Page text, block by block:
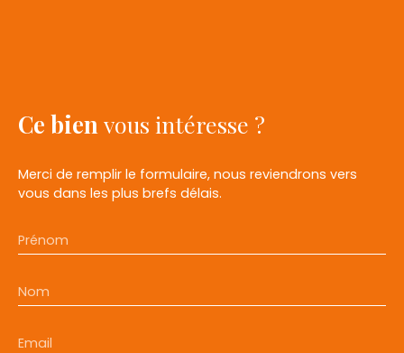
Ce bien vous intéresse ?
Merci de remplir le formulaire, nous reviendrons vers
vous dans les plus brefs délais.
Prénom
Nom
Email